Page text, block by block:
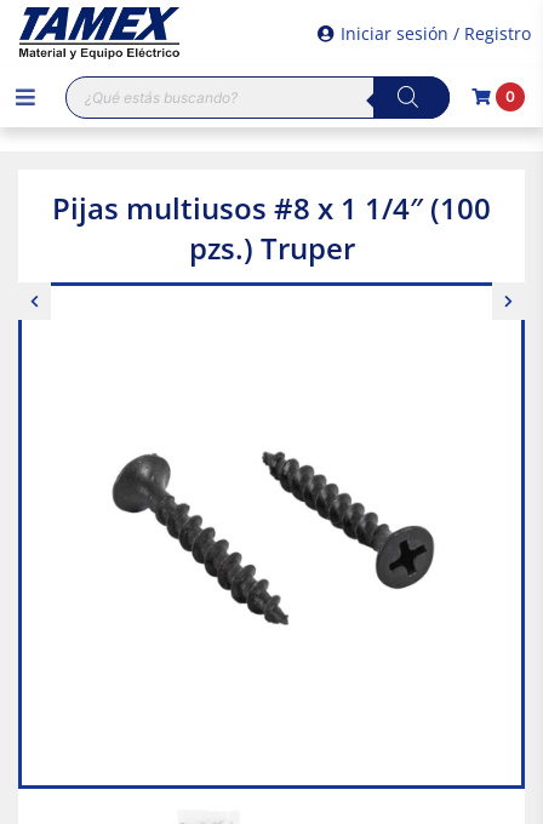
Iniciar sesión / Registro
Búsqueda
de
productos
0
Pijas multiusos #8 x 1 1/4″ (100
pzs.) Truper